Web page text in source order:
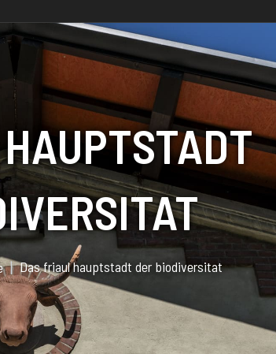
Das friaul hauptstadt der biodiversitat